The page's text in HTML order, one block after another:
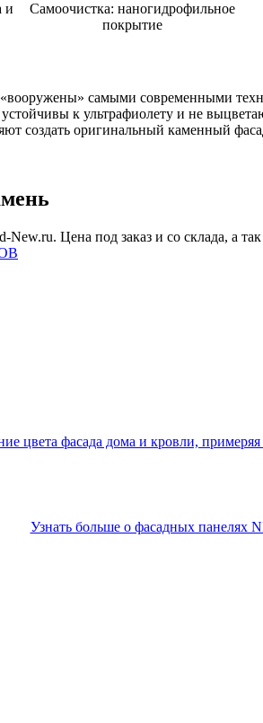
и
Самоочистка: наногидрофильное
покрытие
самыми современными
к ультрафиолету и не
создать оригинальный каменный
Цена под заказ и со склада, а
цвета фасада дома и кровли,
Узнать больше о фасадных панелях